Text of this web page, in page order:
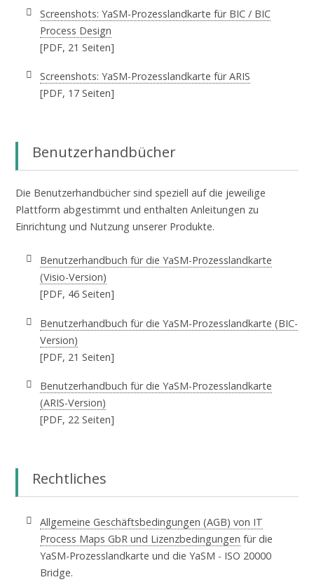
Screenshots: YaSM-Prozesslandkarte für BIC / BIC
Process Design
[PDF, 21 Seiten]
Screenshots: YaSM-Prozesslandkarte für ARIS
[PDF, 17 Seiten]
Benutzerhandbücher
Die Benutzerhandbücher sind speziell auf die jeweilige
Plattform abgestimmt und enthalten Anleitungen zu
Einrichtung und Nutzung unserer Produkte.
Benutzerhandbuch für die YaSM-Prozesslandkarte
(Visio-Version)
[PDF, 46 Seiten]
Benutzerhandbuch für die YaSM-Prozesslandkarte (BIC-
Version)
[PDF, 21 Seiten]
Benutzerhandbuch für die YaSM-Prozesslandkarte
(ARIS-Version)
[PDF, 22 Seiten]
Rechtliches
Allgemeine Geschäftsbedingungen (AGB) von IT
Process Maps GbR und Lizenzbedingungen für die
YaSM-Prozesslandkarte und die YaSM - ISO 20000
Bridge.